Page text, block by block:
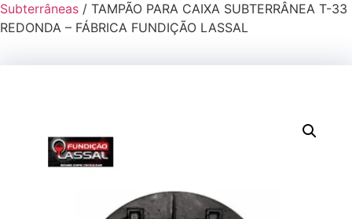
Subterrâneas / TAMPÃO PARA CAIXA SUBTERRÂNEA T-33
REDONDA – FÁBRICA FUNDIÇÃO LASSAL